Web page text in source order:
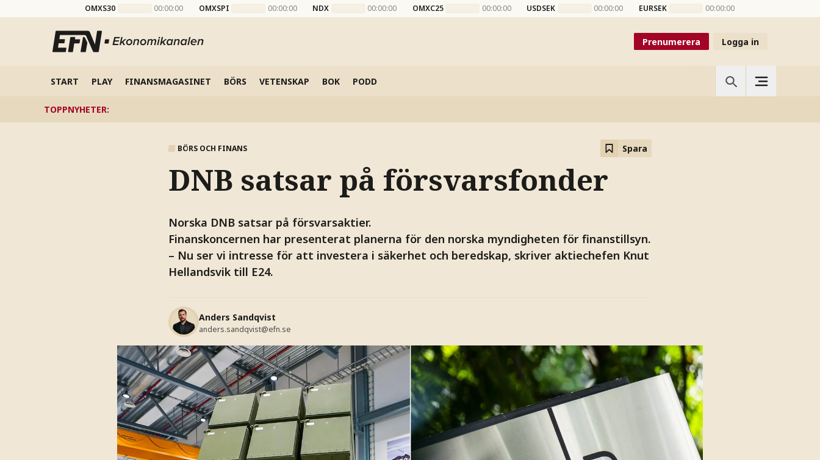
OMXS30 00:00:00 OMXSPI 00:00:00 NDX 00:00:00 OMXC25 00:00:00 USDSEK 00:00:00 EURSEK 00:00:00
Prenumerera Logga in
START PLAY FINANSMAGASINET BÖRS VETENSKAP BOK PODD
TOPPNYHETER:
BÖRS OCH FINANS Spara
DNB satsar på försvarsfonder
Norska DNB satsar på försvarsaktier.
Finanskoncernen har presenterat planerna för den norska myndigheten för finanstillsyn.
– Nu ser vi intresse för att investera i säkerhet och beredskap, skriver aktiechefen Knut
Hellandsvik till E24.
Anders Sandqvist
anders.sandqvist@efn.se